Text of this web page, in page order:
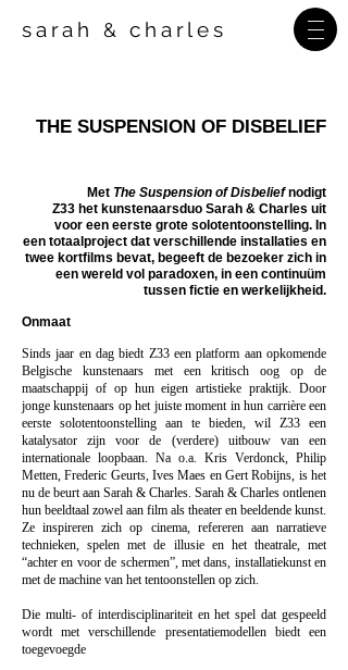
sarah & charles
THE SUSPENSION OF DISBELIEF
Met The Suspension of Disbeliefnodigt
Z33 het kunstenaarsduo Sarah & Charles uit
voor een eerste grote solotentoonstelling. In
een totaalproject dat verschillende installaties en
twee kortfilms bevat, begeeft de bezoeker zich in
een wereld vol paradoxen, in een continuüm
tussen fictie en werkelijkheid.
Onmaat
Sinds jaar en dag biedt Z33 een platform aan opkomende
Belgische kunstenaars met een kritisch oog op de
maatschappij of op hun eigen artistieke praktijk. Door
jonge kunstenaars op het juiste moment in hun carrière een
eerste solotentoonstelling aan te bieden, wil Z33 een
katalysator zijn voor de (verdere) uitbouw van een
internationale loopbaan. Na o.a. Kris Verdonck, Philip
Metten, Frederic Geurts, Ives Maes en Gert Robijns, is het
nu de beurt aan Sarah & Charles. Sarah & Charles ontlenen
hun beeldtaal zowel aan film als theater en beeldende kunst.
Ze inspireren zich op cinema, refereren aan narratieve
technieken, spelen met de illusie en het theatrale, met
“achter en voor de schermen”, met dans, installatiekunst en
met de machine van het tentoonstellen op zich.
Die multi- of interdisciplinariteit en het spel dat gespeeld
wordt met verschillende presentatiemodellen biedt een
toegevoegde